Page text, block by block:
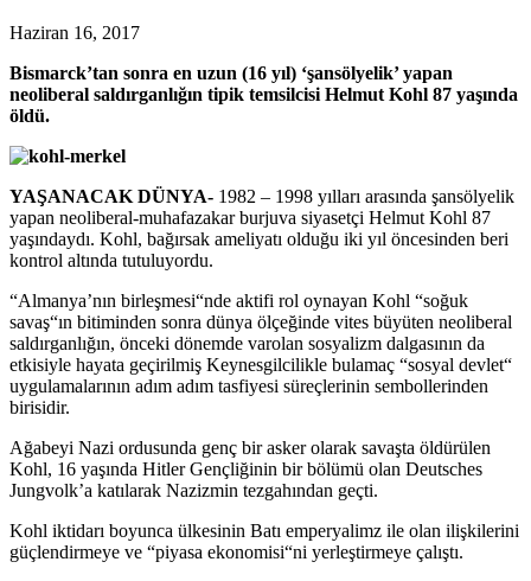
Haziran 16, 2017
Bismarck’tan sonra en uzun (16 yıl) ‘şansölyelik’ yapan
neoliberal saldırganlığın tipik temsilcisi Helmut Kohl 87 yaşında
öldü.
YAŞANACAK DÜNYA- 1982 – 1998 yılları arasında şansölyelik
yapan neoliberal-muhafazakar burjuva siyasetçi Helmut Kohl 87
yaşındaydı. Kohl, bağırsak ameliyatı olduğu iki yıl öncesinden beri
kontrol altında tutuluyordu.
“Almanya’nın birleşmesi“nde aktifi rol oynayan Kohl “soğuk
savaş“ın bitiminden sonra dünya ölçeğinde vites büyüten neoliberal
saldırganlığın, önceki dönemde varolan sosyalizm dalgasının da
etkisiyle hayata geçirilmiş Keynesgilcilikle bulamaç “sosyal devlet“
uygulamalarının adım adım tasfiyesi süreçlerinin sembollerinden
birisidir.
Ağabeyi Nazi ordusunda genç bir asker olarak savaşta öldürülen
Kohl, 16 yaşında Hitler Gençliğinin bir bölümü olan Deutsches
Jungvolk’a katılarak Nazizmin tezgahından geçti.
Kohl iktidarı boyunca ülkesinin Batı emperyalimz ile olan ilişkilerini
güçlendirmeye ve “piyasa ekonomisi“ni yerleştirmeye çalıştı.